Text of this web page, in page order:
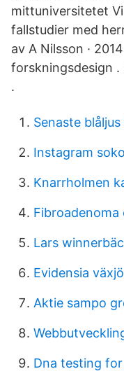
mittuniversitetet
fallstudier med
av A Nilsson ·
forskningsdesign .
.
Senaste
Instagram
Knarrholmen
Fibroadenoma
Lars
Evidensia
Aktie sampo
Dna testing